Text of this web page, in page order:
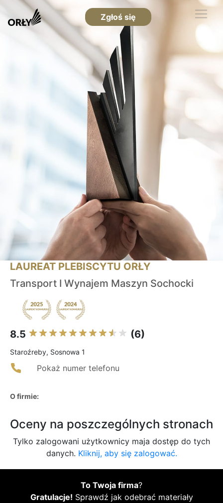
Zgłoś się
LAUREAT PLEBISCYTU ORŁY
Transport I Wynajem Maszyn Sochocki
8.5 (6)
Staroźreby, Sosnowa 1
Pokaż numer telefonu
O firmie:
Oceny na poszczególnych stronach
Tylko zalogowani użytkownicy maja dostęp do tych
danych. Kliknij, aby się zalogować.
To Twoja firma?
Gratulacje! Sprawdź jak odebrać materiały